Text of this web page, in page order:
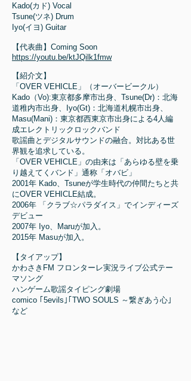
Kado(カド) Vocal
Tsune(ツネ) Drum
Iyo(イヨ) Guitar
【代表曲】Coming Soon
https://youtu.be/ktJQilk1fmw
【紹介文】
「OVER VEHICLE」（オーバービークル）
Kado（Vo):東京都多摩市出身、Tsune(Dr)：北海
道稚内市出身、Iyo(Gt)：北海道札幌市出身、
Masu(Mani)：東京都西東京市出身による4人編
成エレクトリックロックバンド
歌謡曲とデジタルサウンドの融合。対比ある世
界観を追求している。
「OVER VEHICLE」の由来は「あらゆる壁を乗
り越えてくバンド」通称「オバビ」
2001年 Kado、Tsuneが学生時代の仲間たちと共
にOVER VEHICLE結成。
2006年 「クラブ☆パラダイス」でインディーズ
デビュー
2007年 Iyo、Maruが加入。
2015年 Masuが加入。
【タイアップ】
かわさきFM フロンターレ実況ライブ公式テー
マソング
ハンゲーム歌謡タイピング劇場
comico ｢5evils｣｢TWO SOULS ～繋ぎあう心｣
など